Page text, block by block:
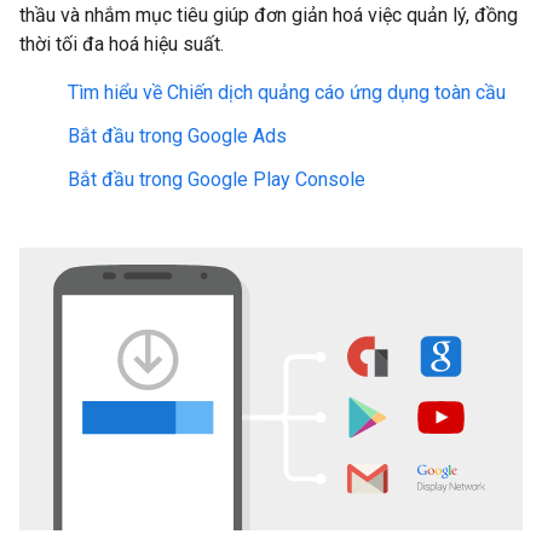
thầu và nhắm mục tiêu giúp đơn giản hoá việc quản lý, đồng
thời tối đa hoá hiệu suất.
Tìm hiểu về Chiến dịch quảng cáo ứng dụng toàn cầu
Bắt đầu trong Google Ads
Bắt đầu trong Google Play Console